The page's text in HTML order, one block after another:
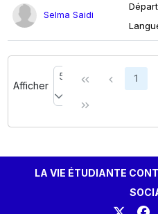
Selma Saidi
Afficher
50
lignes
1
LA VIE ÉTUDIANTE